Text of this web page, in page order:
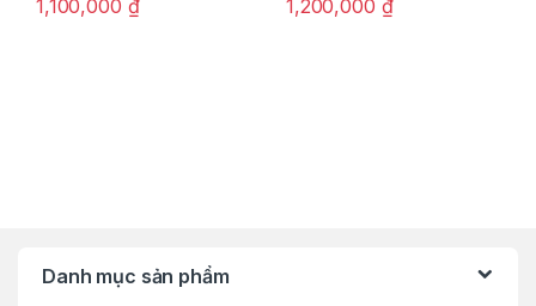
1,100,000 ₫ 1,200,000 ₫
Danh mục sản phẩm